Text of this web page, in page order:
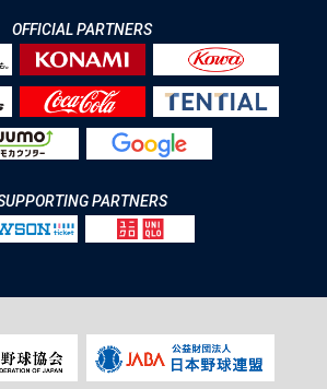
OFFICIAL PARTNERS
PARTNERS